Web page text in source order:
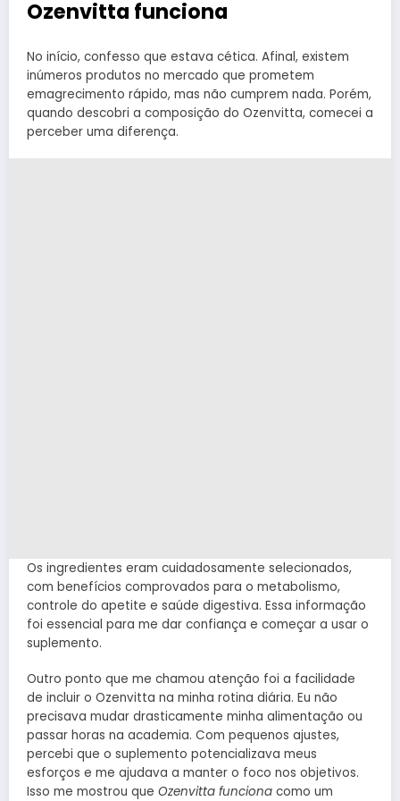
Ozenvitta funciona
No início, confesso que estava cética. Afinal, existem
inúmeros produtos no mercado que prometem
emagrecimento rápido, mas não cumprem nada. Porém,
quando descobri a composição do Ozenvitta, comecei a
perceber uma diferença.
Os ingredientes eram cuidadosamente selecionados,
com benefícios comprovados para o metabolismo,
controle do apetite e saúde digestiva. Essa informação
foi essencial para me dar confiança e começar a usar o
suplemento.
Outro ponto que me chamou atenção foi a facilidade
de incluir o Ozenvitta na minha rotina diária. Eu não
precisava mudar drasticamente minha alimentação ou
passar horas na academia. Com pequenos ajustes,
percebi que o suplemento potencializava meus
esforços e me ajudava a manter o foco nos objetivos.
Isso me mostrou que Ozenvitta funciona como um